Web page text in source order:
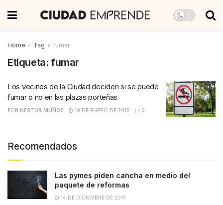
Home Tag fumar
Etiqueta: fumar
Los vecinos de la Ciudad deciden si se puede
fumar o no en las plazas porteñas
POR NESTOR MUÑOZ 19 DE ENERO DE 2019 0
Recomendados
Las pymes piden cancha en medio del
paquete de reformas
14 DE DICIEMBRE DE 2017